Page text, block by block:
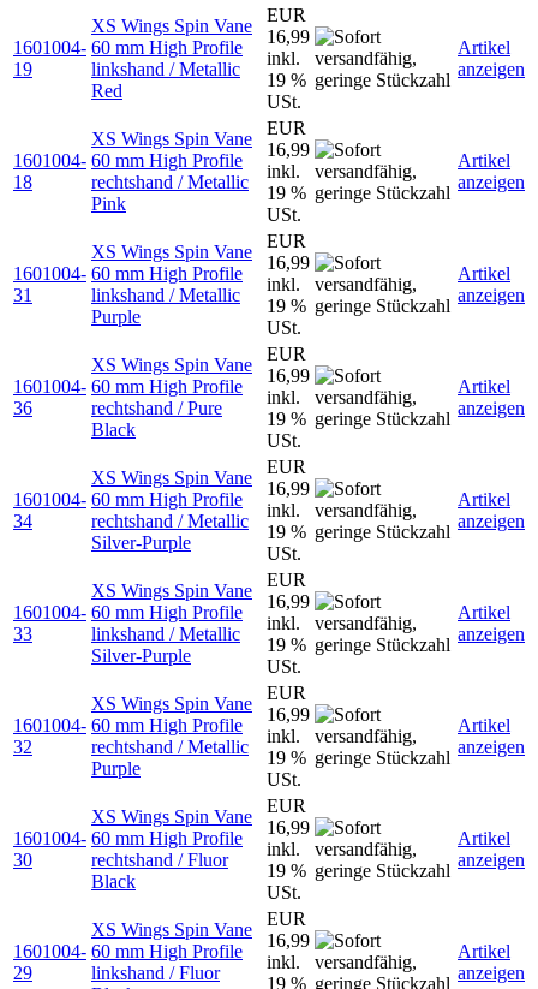
1601004-
19
XS Wings Spin Vane
60 mm High Profile
linkshand / Metallic
Red
EUR
16,99
inkl.
19 %
USt.
Artikel
anzeigen
1601004-
18
XS Wings Spin Vane
60 mm High Profile
rechtshand / Metallic
Pink
EUR
16,99
inkl.
19 %
USt.
Artikel
anzeigen
1601004-
31
XS Wings Spin Vane
60 mm High Profile
linkshand / Metallic
Purple
EUR
16,99
inkl.
19 %
USt.
Artikel
anzeigen
1601004-
36
XS Wings Spin Vane
60 mm High Profile
rechtshand / Pure
Black
EUR
16,99
inkl.
19 %
USt.
Artikel
anzeigen
1601004-
34
XS Wings Spin Vane
60 mm High Profile
rechtshand / Metallic
Silver-Purple
EUR
16,99
inkl.
19 %
USt.
Artikel
anzeigen
1601004-
33
XS Wings Spin Vane
60 mm High Profile
linkshand / Metallic
Silver-Purple
EUR
16,99
inkl.
19 %
USt.
Artikel
anzeigen
1601004-
32
XS Wings Spin Vane
60 mm High Profile
rechtshand / Metallic
Purple
EUR
16,99
inkl.
19 %
USt.
Artikel
anzeigen
1601004-
30
XS Wings Spin Vane
60 mm High Profile
rechtshand / Fluor
Black
EUR
16,99
inkl.
19 %
USt.
Artikel
anzeigen
1601004-
29
XS Wings Spin Vane
60 mm High Profile
linkshand / Fluor
EUR
16,99
inkl.
19 %
Artikel
anzeigen